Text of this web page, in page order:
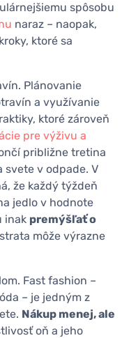
spôsobu
naraz – naopak,
ktoré sa
Plánovanie
a využívanie
ktoré zároveň
pre výživu a
približne tretina
v odpade. V
že každý týždeň
jedlo v hodnote
inak premýšľať o
môže výrazne
Fast fashion –
– je jedným z
Nákup menej, ale
oň a jeho